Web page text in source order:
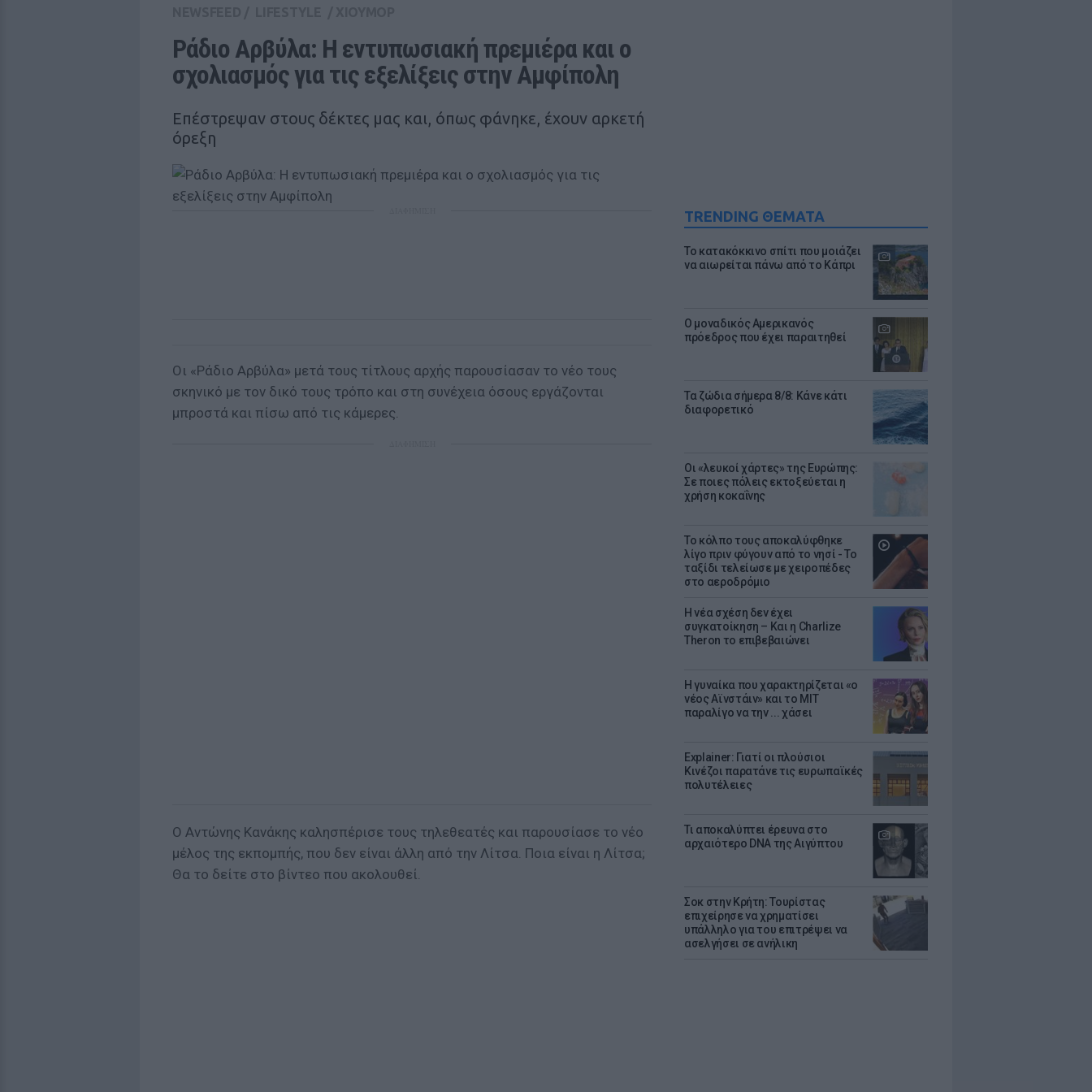
TRENDING ΘΕΜΑΤΑ
Το κατακόκκινο σπίτι που μοιάζει
να αιωρείται πάνω από το Κάπρι
Ο μοναδικός Αμερικανός
πρόεδρος που έχει παραιτηθεί
Τα ζώδια σήμερα 8/8: Κάνε κάτι
διαφορετικό
Οι «λευκοί χάρτες» της Ευρώπης:
Σε ποιες πόλεις εκτοξεύεται η
χρήση κοκαΐνης
Το κόλπο τους αποκαλύφθηκε
λίγο πριν φύγουν από το νησί - Το
ταξίδι τελείωσε με χειροπέδες
στο αεροδρόμιο
Η νέα σχέση δεν έχει
συγκατοίκηση – Και η Charlize
Theron το επιβεβαιώνει
Η γυναίκα που χαρακτηρίζεται «ο
νέος Αϊνστάιν» και το MIT
παραλίγο να την ... χάσει
Explainer: Γιατί οι πλούσιοι
Κινέζοι παρατάνε τις ευρωπαϊκές
πολυτέλειες
Τι αποκαλύπτει έρευνα στο
αρχαιότερο DNA της Αιγύπτου
Σοκ στην Κρήτη: Τουρίστας
επιχείρησε να χρηματίσει
υπάλληλο για του επιτρέψει να
ασελγήσει σε ανήλικη
Ράδιο Αρβύλα: Η εντυπωσιακή πρεμιέρα και ο
σχολιασμός για τις εξελίξεις στην Αμφίπολη
Επέστρεψαν στους δέκτες μας και, όπως φάνηκε, έχουν αρκετή
όρεξη
Οι «Ράδιο Αρβύλα» μετά τους τίτλους αρχής παρουσίασαν το νέο τους
σκηνικό με τον δικό τους τρόπο και στη συνέχεια όσους εργάζονται
μπροστά και πίσω από τις κάμερες.
Ο Αντώνης Κανάκης καλησπέρισε τους τηλεθεατές και παρουσίασε το νέο
μέλος της εκπομπής, που δεν είναι άλλη από την Λίτσα. Ποια είναι η Λίτσα;
Θα το δείτε στο βίντεο που ακολουθεί.